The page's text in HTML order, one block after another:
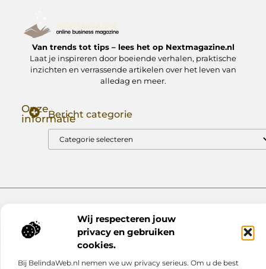
Wij respecteren jouw
privacy en gebruiken
cookies.
Bij BelindaWeb.nl nemen we uw privacy serieus. Om u de best
Van trends tot tips – lees het op Nextmagazine.nl
Laat je inspireren door boeiende verhalen, praktische
inzichten en verrassende artikelen over het leven van
alledag en meer.
Onze
informatieBericht categorie
@2025 www.nextmagazine.nl. All Right Reserved.